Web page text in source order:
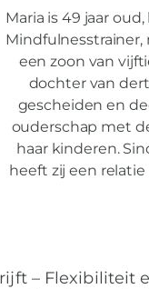
Maria is 49 jaar
Mindfulnesstrainer,
een zoon van
dochter van
gescheiden en
ouderschap met
haar kinderen.
heeft zij een
– Flexibiliteit